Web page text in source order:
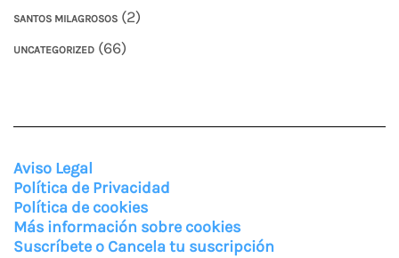
SANTOS MILAGROSOS (2)
UNCATEGORIZED (66)
Aviso Legal
Política de Privacidad
Política de cookies
Más información sobre cookies
Suscríbete o Cancela tu suscripción